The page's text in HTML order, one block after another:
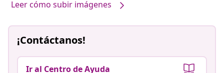
Leer cómo subir imágenes
¡Contáctanos!
Ir al Centro de Ayuda